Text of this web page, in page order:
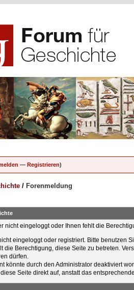
— Registrieren)
/ Forenmeldung
nicht eingeloggt oder Ihnen fehlt die
eingeloggt oder registriert. Bitte benutzen
die Berechtigung, diese Seite zu betreten.
dürfen.
könnte durch den Administrator deaktiviert
Seite direkt auf, anstatt das